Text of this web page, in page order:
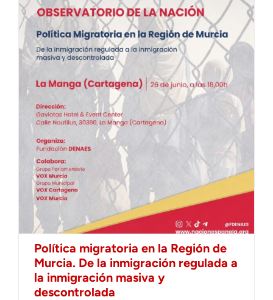
Política migratoria en la Región de
Murcia. De la inmigración regulada a
la inmigración masiva y
descontrolada